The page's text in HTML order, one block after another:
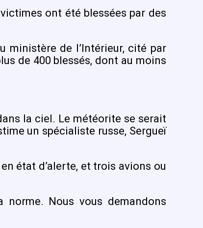
ont été blessées par des
ministère de l’Intérieur, cité par
de 400 blessés, dont au moins
la ciel. Le météorite se serait
un spécialiste russe, Sergueï
état d’alerte, et trois avions ou
Nous vous demandons